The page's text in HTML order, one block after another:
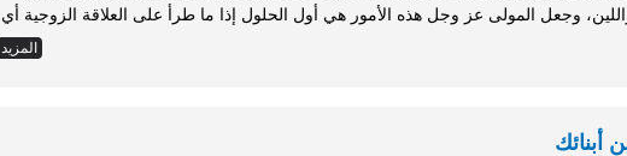
وجعل المولى عز وجل هذه الأمور هي أول الحلول إذا ما طرأ على العلاقة الزوجية أي
المزيد
أبنائك